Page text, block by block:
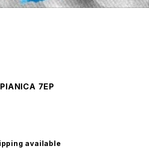
7EP
available